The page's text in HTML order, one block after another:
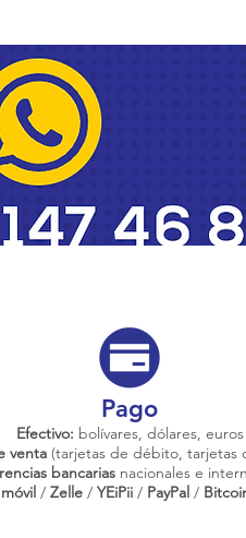
Pago
Efectivo: bolívares, dólares, euros
venta (tarjetas de débito, tarjetas
bancariasnacionales e
/ Zelle/ YEiPii/ PayPal /